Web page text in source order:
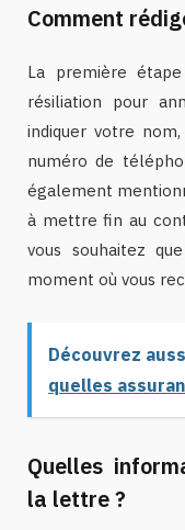
Comment
La première
résiliation pour
indiquer votre
numéro de
également
à mettre fin au
vous souhaitez
moment où vous
Découvrez
quelles
Quelles
la lettre ?